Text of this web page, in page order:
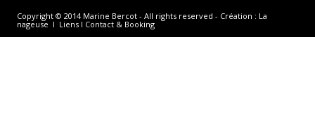
Copyright © 2014 Marine Bercot - All rights reserved - Création : La
nageuse I Liens I Contact & Booking